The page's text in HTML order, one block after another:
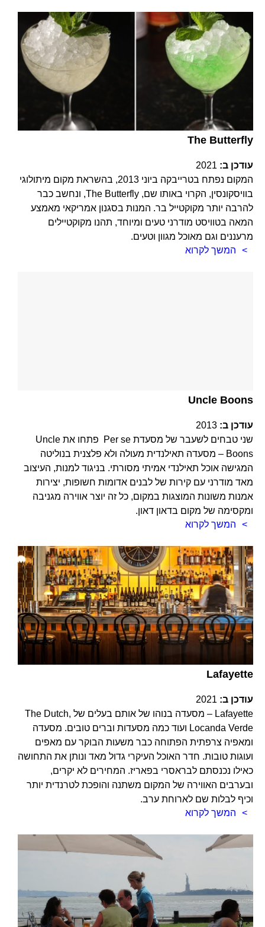
The Butterfly
עודכן ב: 2021
המקום נפתח בטרייבקה ביוני 2013, בהשראת מקום מיתולוגי
בוויסקונסין, הקרוי באותו שם, The Butterfly, ונחשב כבר
להרבה יותר מקוקטייל בר. המנות בסגנון אמריקאי מאמצע
המאה בטוויסט מודרני טעים ומיוחד, תהנו מקוקטיילים
מרעננים וגם מאוכל מגוון וטעים.
המשך לקרוא
Uncle Boons
עודכן ב: 2013
שני טבחים לשעבר של מסעדת Per se פתחו את Uncle
Boons – מסעדה תאילנדית מעולה ולא פלצנית בנוליטה
המגישה אוכל תאילנדי אמיתי מסורתי. בניגוד למנות, העיצוב
מאד מודרני עם קירות של לבנים אדומות חשופות, יצירות
אמנות משונות המוצגות במקום, כל זה יוצר אווירה מגניבה
ומקסימה של מקום בדאון דאון.
המשך לקרוא
Lafayette
עודכן ב: 2021
Lafayette – מסעדה בנוהו של אותם בעלים של The Dutch,
Locanda Verde ועוד כמה מסעדות וברים טובים. מסעדה
ומאפיה צרפתית הפתוחה כבר משעות הבוקר עם מאפים
ועוגות טובות. חדר האוכל העיקרי גדול מאד ונותן את התחושה
כאילו נכנסתם לבראסרי בפאריז. המחירים לא יקרים,
ובערבים האווירה של המקום משתנה והופכת לטרנדית יותר
וכיף לבלות שם לארוחת ערב.
המשך לקרוא